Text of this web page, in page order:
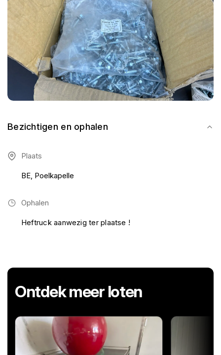
Bezichtigen en ophalen
Plaats
BE, Poelkapelle
Ophalen
Heftruck aanwezig ter plaatse !
Ontdek meer loten